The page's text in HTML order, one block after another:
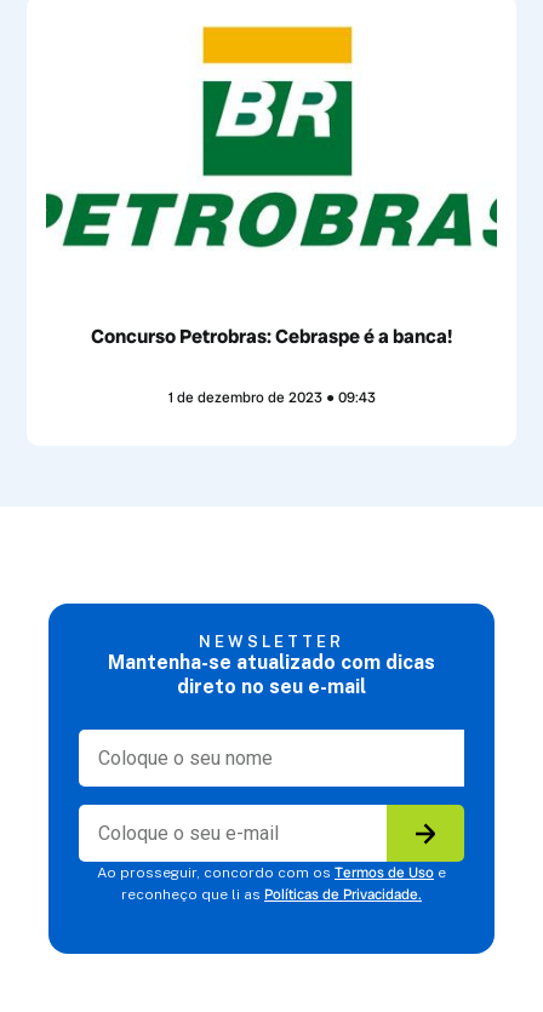
Concurso Petrobras: Cebraspe é a banca!
1 de dezembro de 2023 09:43
NEWSLETTER
Mantenha-se atualizado com dicas
direto no seu e-mail
Ao prosseguir, concordo com os Termos de Uso e
reconheço que li as Políticas de Privacidade.